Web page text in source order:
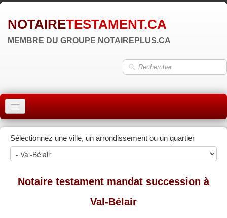
NOTAIRETESTAMENT.CA
MEMBRE DU GROUPE NOTAIREPLUS.CA
ACCUEIL
MONTRÉAL
QUÉBEC
LAVAL
Sélectionnez une ville, un arrondissement ou un quartier
Notaire testament mandat succession à
Val-Bélair